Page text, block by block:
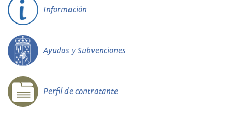
Información
Ayudas y Subvenciones
Perfil de contratante